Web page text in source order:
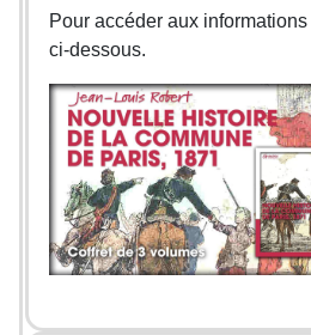
Pour accéder aux
ci-dessous.